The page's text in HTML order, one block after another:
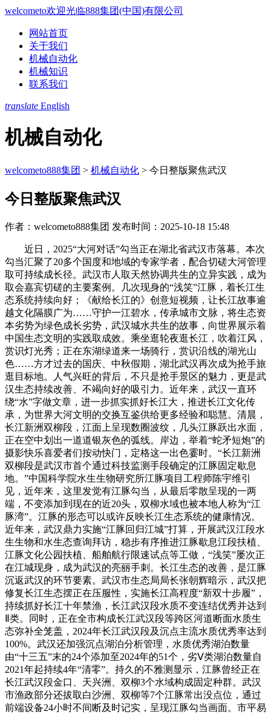
welcometo欢迎光临888集团(中国)有限公司
网站首页
关于我们
机械自动化
机械知识
联系我们
translate English
机械自动化
welcometo888集团 > 机械自动化 > 今日整版聚焦武汉
今日整版聚焦武汉
作者：welcometo888集团 发布时间：2025-10-18 15:48
近日，2025“大河对话”勾当正在湖北省武汉市落幕。本次
勾当汇聚了20多个国度和地域的专家学者，配合切磋大河管理
取可持续成长径。武汉市人取天然协调共生的立异实践，成为
取会嘉宾切磋的主要案例。几次现身的“浅笑”江豚，着长江生
态系统持续向好；《献给长江的》创意短视频，让长江故事逾
越文化隔膜广为……守护一江碧水，传承城市文脉，将生态资
本劣势为绿色成长劣势，武汉城水共生的故事，向世界展示着
中国生态文明的实践取成效。乘坐逛轮夜逛长江，吹着江风，
赏识灯光秀；正在东湖绿道来一场骑行，赏识沿线的湖光山
色……方才过去的国庆、中秋假期，湖北武汉再次成为抢手旅
逛目标地。人气兴旺的背后，不只是抢手景区的魅力，更是武
汉生态持续改善、不竭向好的吸引力。近年来，武汉一直环
绕“水”字做文章，进一步抓实抓好长江大，推进长江文化传
承，为世界大河文明的交换互鉴供给更多经验和聪慧。清晨，
长江新洲双柳段，江面上呈现数圈波纹，几头江豚跃出水面，
正在空中划出一道道银灰色的弧线。岸边，举着“蛇矛短炮”的
摄影快乐喜爱者们按动快门，定格这一出色霎时。“长江新洲
双柳段是武汉市首个通过科技监测手段确定的江豚固定歇息
地。”中国科学院水生生物研究所江豚项目工程师陈宇维引
见，近年来，这里发觉有江豚勾当，从最后零散呈现的一两
端，不变添加到现在的近20头，双柳水域也被本地人称为“江
豚湾”。江豚的形态可以或许反映长江生态系统的健康情况。
近年来，武汉鼎力实施“江豚回归江城”打算，开展武汉江段水
生生物和水生态查询拜访，稳步有序推进江豚歇息江段扶植、
江豚文化公园扶植、船舶航行限速试点等工做，“浅笑”屡次正
在江城现身，成为武汉的亮丽手刺。长江生态的改善，是江豚
沉返武汉的环节要素。武汉市生态局局长张朝辉暗示，武汉把
修复长江生态摆正在压服性，实施长江高程度“新双十步履”，
持续抓好长江十年禁渔，长江武汉段水质不变连结优秀并达到
Ⅱ类。同时，正在全市构成长江武汉段等跨区河道断面水质生
态弥补全笼盖，2024年长江武汉段及沉点主流水质优秀率达到
100%。武汉还加强沉点湖泊分析管理，水质优秀湖泊数量
由“十三五”末的24个添加至2024年的51个，劣Ⅴ类湖泊数量自
2021年起持续4年“清零”。持久的不雅测显示，江豚曾经正在
长江武汉段金口、天兴洲、双柳3个水域构成固定种群。武汉
市渔政部分还拔取白沙洲、双柳等7个江豚常出没点位，通过
前端设备24小时不间断及时记实，呈现江豚勾当画面。市平易